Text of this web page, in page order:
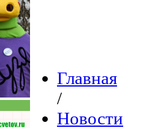
Главная
/
Новости